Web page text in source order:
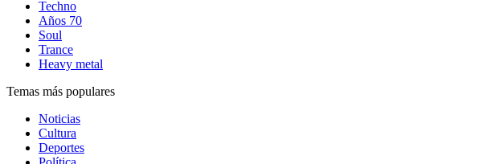
Techno
Años 70
Soul
Trance
Heavy metal
Temas más populares
Noticias
Cultura
Deportes